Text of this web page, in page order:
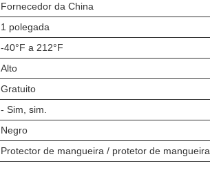
Fornecedor da China
1 polegada
-40°F a 212°F
Alto
Gratuito
- Sim, sim.
Negro
Protector de mangueira / protetor de mangueira